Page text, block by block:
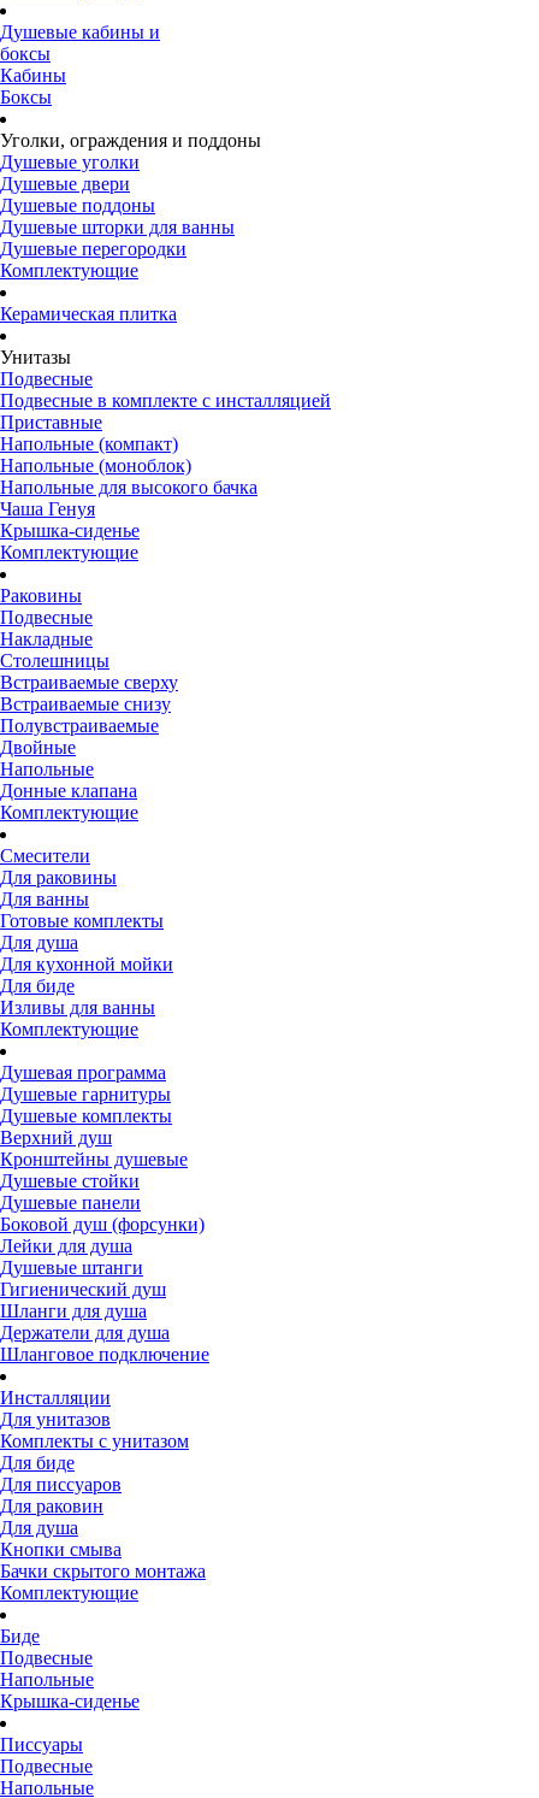
Душевые кабины и
боксы
Кабины
Боксы
Уголки, ограждения и поддоны
Душевые уголки
Душевые двери
Душевые поддоны
Душевые шторки для ванны
Душевые перегородки
Комплектующие
Керамическая плитка
Унитазы
Подвесные
Подвесные в комплекте с инсталляцией
Приставные
Напольные (компакт)
Напольные (моноблок)
Напольные для высокого бачка
Чаша Генуя
Крышка-сиденье
Комплектующие
Раковины
Подвесные
Накладные
Столешницы
Встраиваемые сверху
Встраиваемые снизу
Полувстраиваемые
Двойные
Напольные
Донные клапана
Комплектующие
Смесители
Для раковины
Для ванны
Готовые комплекты
Для душа
Для кухонной мойки
Для биде
Изливы для ванны
Комплектующие
Душевая программа
Душевые гарнитуры
Душевые комплекты
Верхний душ
Кронштейны душевые
Душевые стойки
Душевые панели
Боковой душ (форсунки)
Лейки для душа
Душевые штанги
Гигиенический душ
Шланги для душа
Держатели для душа
Шланговое подключение
Инсталляции
Для унитазов
Комплекты с унитазом
Для биде
Для писсуаров
Для раковин
Для душа
Кнопки смыва
Бачки скрытого монтажа
Комплектующие
Биде
Подвесные
Напольные
Крышка-сиденье
Писсуары
Подвесные
Напольные